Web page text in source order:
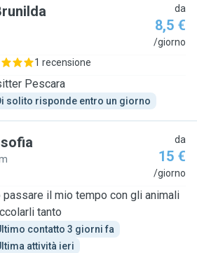
da
8,5 €
/giorno
1 recensione
Pescara
solito risponde entro un giorno
sofia da
15 €
/giorno
passare il mio tempo con gli animali
tanto
contatto 3 giorni fa
attività ieri